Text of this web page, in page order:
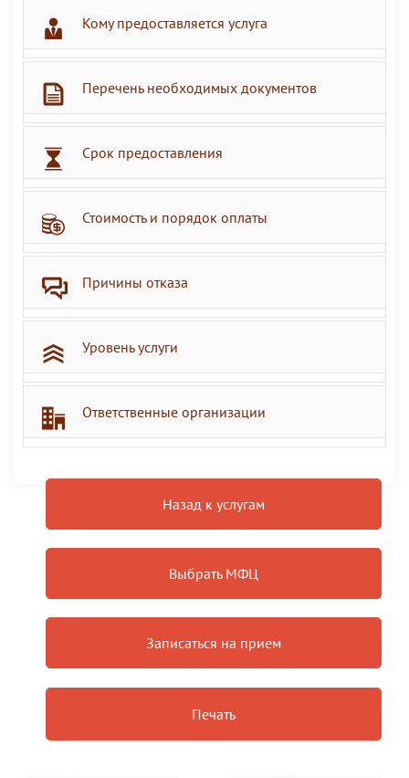
Кому предоставляется услуга
Перечень необходимых документов
Срок предоставления
Стоимость и порядок оплаты
Причины отказа
Уровень услуги
Ответственные организации
Назад к услугам
Выбрать МФЦ
Записаться на прием
Печать